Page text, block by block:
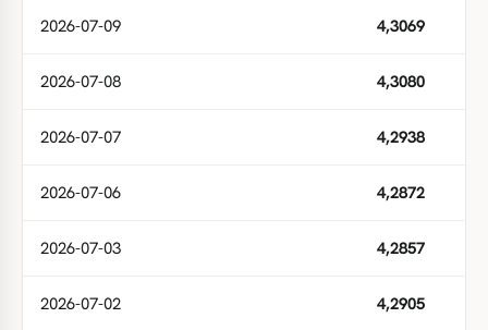
2026-07-09 4,3069
2026-07-08 4,3080
2026-07-07 4,2938
2026-07-06 4,2872
2026-07-03 4,2857
2026-07-02 4,2905